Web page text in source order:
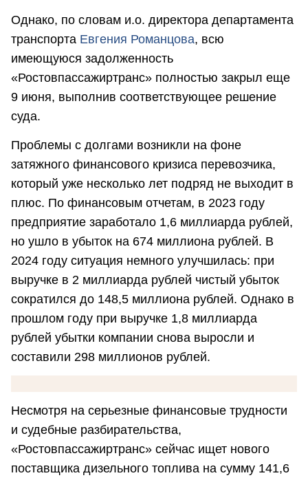
Однако, по словам и.о. директора департамента
транспорта Евгения Романцова, всю
имеющуюся задолженность
«Ростовпассажиртранс» полностью закрыл еще
9 июня, выполнив соответствующее решение
суда.
Проблемы с долгами возникли на фоне
затяжного финансового кризиса перевозчика,
который уже несколько лет подряд не выходит в
плюс. По финансовым отчетам, в 2023 году
предприятие заработало 1,6 миллиарда рублей,
но ушло в убыток на 674 миллиона рублей. В
2024 году ситуация немного улучшилась: при
выручке в 2 миллиарда рублей чистый убыток
сократился до 148,5 миллиона рублей. Однако в
прошлом году при выручке 1,8 миллиарда
рублей убытки компании снова выросли и
составили 298 миллионов рублей.
Несмотря на серьезные финансовые трудности
и судебные разбирательства,
«Ростовпассажиртранс» сейчас ищет нового
поставщика дизельного топлива на сумму 141,6